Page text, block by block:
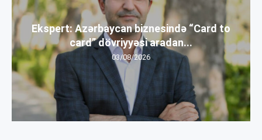
Ekspert: Azərbaycan biznesində “Card to
card” dövriyyəsi aradan...
03/08/2026